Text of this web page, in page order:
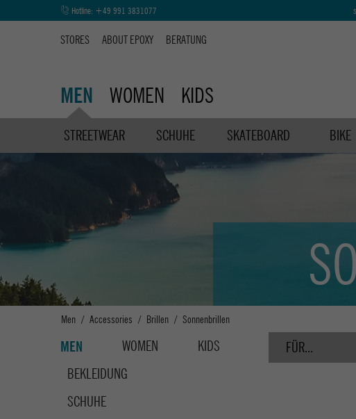
Hotline: +49 991 3831077
STORES ABOUT EPOXY BERATUNG
MEN WOMEN KIDS
STREETWEAR SCHUHE SKATEBOARD BIKE
Men Accessories Brillen Sonnenbrillen
MEN WOMEN
KIDS
BEKLEIDUNG
SCHUHE
FÜR...